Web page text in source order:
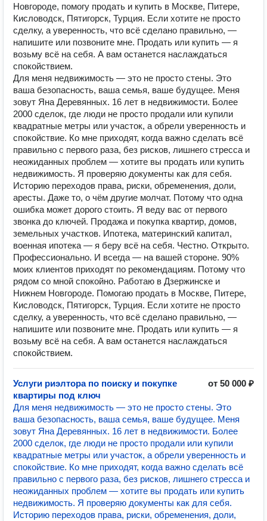
Новгороде, помогу продать и купить в Москве, Питере,
Кисловодск, Пятигорск, Турция. Если хотите не просто
сделку, а уверенность, что всё сделано правильно, —
напишите или позвоните мне. Продать или купить — я
возьму всё на себя. А вам останется наслаждаться
спокойствием.
Для меня недвижимость — это не просто стены. Это
ваша безопасность, ваша семья, ваше будущее. Меня
зовут Яна Деревянных. 16 лет в недвижимости. Более
2000 сделок, где люди не просто продали или купили
квадратные метры или участок, а обрели уверенность и
спокойствие. Ко мне приходят, когда важно сделать всё
правильно с первого раза, без рисков, лишнего стресса и
неожиданных проблем — хотите вы продать или купить
недвижимость. Я проверяю документы как для себя.
Историю переходов права, риски, обременения, доли,
аресты. Даже то, о чём другие молчат. Потому что одна
ошибка может дорого стоить. Я веду вас от первого
звонка до ключей. Продажа и покупка квартир, домов,
земельных участков. Ипотека, материнский капитал,
военная ипотека — я беру всё на себя. Честно. Открыто.
Профессионально. И всегда — на вашей стороне. 90%
моих клиентов приходят по рекомендациям. Потому что
рядом со мной спокойно. Работаю в Дзержинске и
Нижнем Новгороде. Помогаю продать в Москве, Питере,
Кисловодск, Пятигорск, Турция. Если хотите не просто
сделку, а уверенность, что всё сделано правильно, —
напишите или позвоните мне. Продать или купить — я
возьму всё на себя. А вам останется наслаждаться
спокойствием.
Услуги риэлтора по поиску и покупке
квартиры под ключ
от 50 000 ₽
Для меня недвижимость — это не просто стены. Это
ваша безопасность, ваша семья, ваше будущее. Меня
зовут Яна Деревянных. 16 лет в недвижимости. Более
2000 сделок, где люди не просто продали или купили
квадратные метры или участок, а обрели уверенность и
спокойствие. Ко мне приходят, когда важно сделать всё
правильно с первого раза, без рисков, лишнего стресса и
неожиданных проблем — хотите вы продать или купить
недвижимость. Я проверяю документы как для себя.
Историю переходов права, риски, обременения, доли,